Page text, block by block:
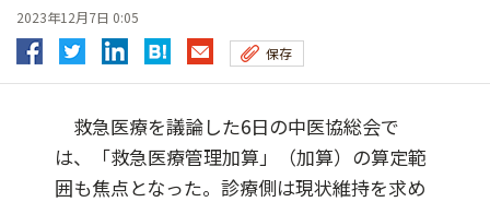
2023年12月7日 0:05
保存
救急医療を議論した6日の中医協総会で
は、「救急医療管理加算」（加算）の算定範
囲も焦点となった。診療側は現状維持を求め